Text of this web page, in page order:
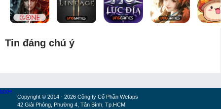
Tin đáng chú ý
Copyright © 2014 - 2026 Công ty Cổ Phần Wetaps
42 Giải Phóng, Phường 4, Tân Bình, Tp.HCM
MXH